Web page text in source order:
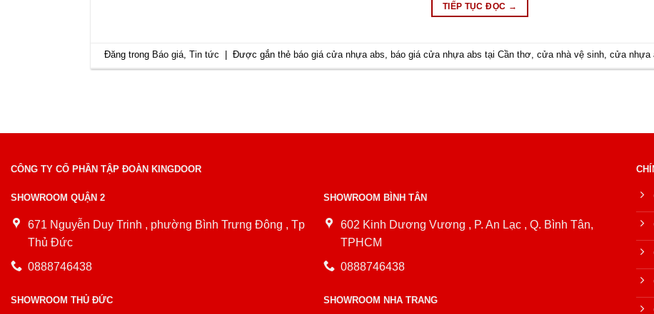
TIẾP TỤC ĐỌC →
Đăng trong Báo giá,Tin tức Được gắn thẻ báo giá cửa nhựa abs, báo giá cửa nhựa abs tại Cần thơ,cửa nhà vệ sinh,cửa nhựa
CÔNG TY CỔ PHẦN TẬP ĐOÀN KINGDOOR
SHOWROOM QUẬN 2
671 Nguyễn Duy Trinh , phường Bình Trưng Đông , Tp
Thủ Đức
0888746438
SHOWROOM THỦ ĐỨC
SHOWROOM BÌNH TÂN
602 Kinh Dương Vương , P. An Lạc , Q. Bình Tân,
TPHCM
0888746438
SHOWROOM NHA TRANG